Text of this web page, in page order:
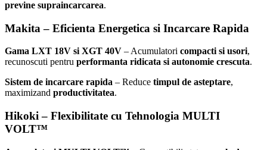
previne supraincarcarea.
Makita – Eficienta Energetica si Incarcare Rapida
Gama LXT 18V si XGT 40V – Acumulatori compacti si usori,
recunoscuti pentru performanta ridicata si autonomie crescuta.
Sistem de incarcare rapida – Reduce timpul de asteptare,
maximizand productivitatea.
Hikoki – Flexibilitate cu Tehnologia MULTI
VOLT™